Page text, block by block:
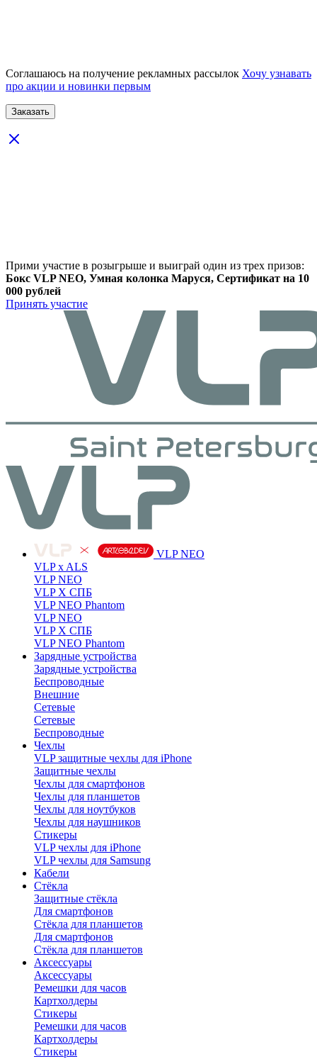
Соглашаюсь на получение рекламных рассылок Хочу узнавать
про акции и новинки первым
Прими участие в розыгрыше и выиграй один из трех призов:
Бокс VLP NEO, Умная колонка Маруся, Сертификат на 10
000 рублей
Принять участие
VLP NEO
VLP x ALS
VLP NEO
VLP X СПБ
VLP NEO Phantom
VLP NEO
VLP X СПБ
VLP NEO Phantom
Зарядные устройства
Зарядные устройства
Беспроводные
Внешние
Сетевые
Сетевые
Беспроводные
Чехлы
VLP защитные чехлы для iPhone
Защитные чехлы
Чехлы для смартфонов
Чехлы для планшетов
Чехлы для ноутбуков
Чехлы для наушников
Стикеры
VLP чехлы для iPhone
VLP чехлы для Samsung
Кабели
Стёкла
Защитные стёкла
Для смартфонов
Стёкла для планшетов
Для смартфонов
Стёкла для планшетов
Аксессуары
Аксессуары
Ремешки для часов
Картхолдеры
Стикеры
Ремешки для часов
Картхолдеры
Стикеры